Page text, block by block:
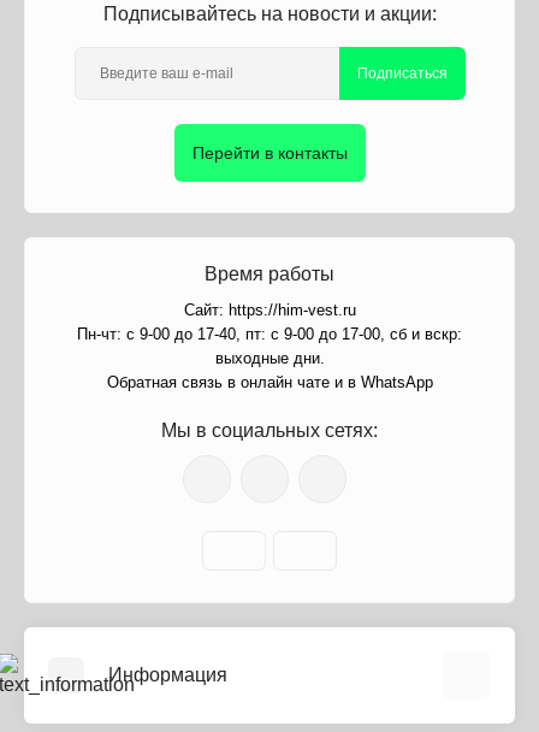
Подписывайтесь на новости и акции:
Подписаться
Перейти в контакты
Время работы
Сайт: https://him-vest.ru
Пн-чт: с 9-00 до 17-40, пт: с 9-00 до 17-00, сб и вскр:
выходные дни.
Обратная связь в онлайн чате и в WhatsApp
Мы в социальных сетях:
Информация